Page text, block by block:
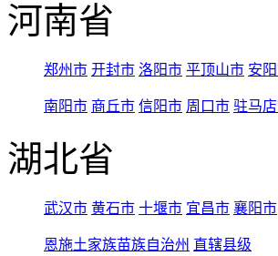
河南省
郑州市 开封市 洛阳市 平顶山市 安
南阳市 商丘市 信阳市 周口市 驻马
湖北省
武汉市 黄石市 十堰市 宜昌市 襄阳市
恩施土家族苗族自治州 直辖县级